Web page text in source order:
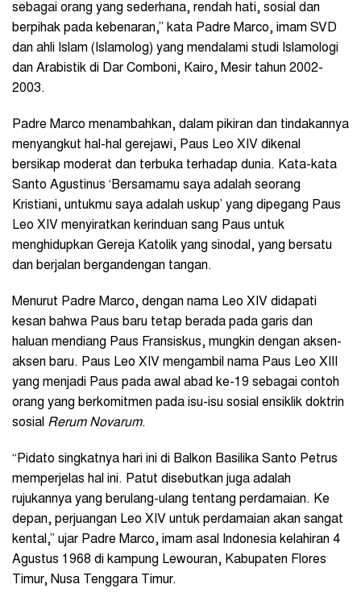
sebagai orang yang sederhana, rendah hati, sosial dan
berpihak pada kebenaran,” kata Padre Marco, imam SVD
dan ahli Islam (Islamolog) yang mendalami studi Islamologi
dan Arabistik di Dar Comboni, Kairo, Mesir tahun 2002-
2003.
Padre Marco menambahkan, dalam pikiran dan tindakannya
menyangkut hal-hal gerejawi, Paus Leo XIV dikenal
bersikap moderat dan terbuka terhadap dunia. Kata-kata
Santo Agustinus ‘Bersamamu saya adalah seorang
Kristiani, untukmu saya adalah uskup’ yang dipegang Paus
Leo XIV menyiratkan kerinduan sang Paus untuk
menghidupkan Gereja Katolik yang sinodal, yang bersatu
dan berjalan bergandengan tangan.
Menurut Padre Marco, dengan nama Leo XIV didapati
kesan bahwa Paus baru tetap berada pada garis dan
haluan mendiang Paus Fransiskus, mungkin dengan aksen-
aksen baru. Paus Leo XIV mengambil nama Paus Leo XIII
yang menjadi Paus pada awal abad ke-19 sebagai contoh
orang yang berkomitmen pada isu-isu sosial ensiklik doktrin
sosial Rerum Novarum.
“Pidato singkatnya hari ini di Balkon Basilika Santo Petrus
memperjelas hal ini. Patut disebutkan juga adalah
rujukannya yang berulang-ulang tentang perdamaian. Ke
depan, perjuangan Leo XIV untuk perdamaian akan sangat
kental,” ujar Padre Marco, imam asal Indonesia kelahiran 4
Agustus 1968 di kampung Lewouran, Kabupaten Flores
Timur, Nusa Tenggara Timur.